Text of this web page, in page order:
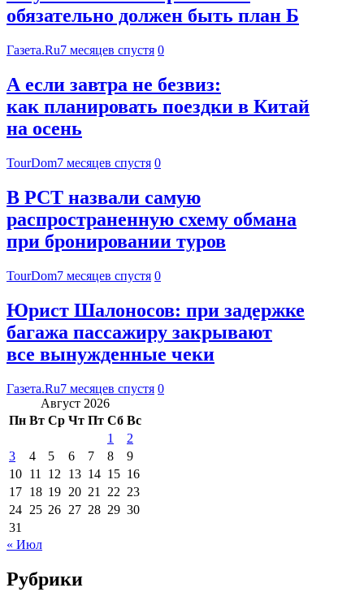
обязательно должен быть план Б
Газета.Ru7 месяцев спустя 0
А если завтра не безвиз:
как планировать поездки в Китай
на осень
TourDom7 месяцев спустя 0
В РСТ назвали самую
распространенную схему обмана
при бронировании туров
TourDom7 месяцев спустя 0
Юрист Шалоносов: при задержке
багажа пассажиру закрывают
все вынужденные чеки
Газета.Ru7 месяцев спустя 0
Август 2026
Пн Вт Ср Чт Пт Сб Вс
1
2
3
4 5 6 7 8
9
10 11 12 13 14 15 16
17 18 19 20 21 22 23
24 25 26 27 28 29 30
31
« Июл
Рубрики